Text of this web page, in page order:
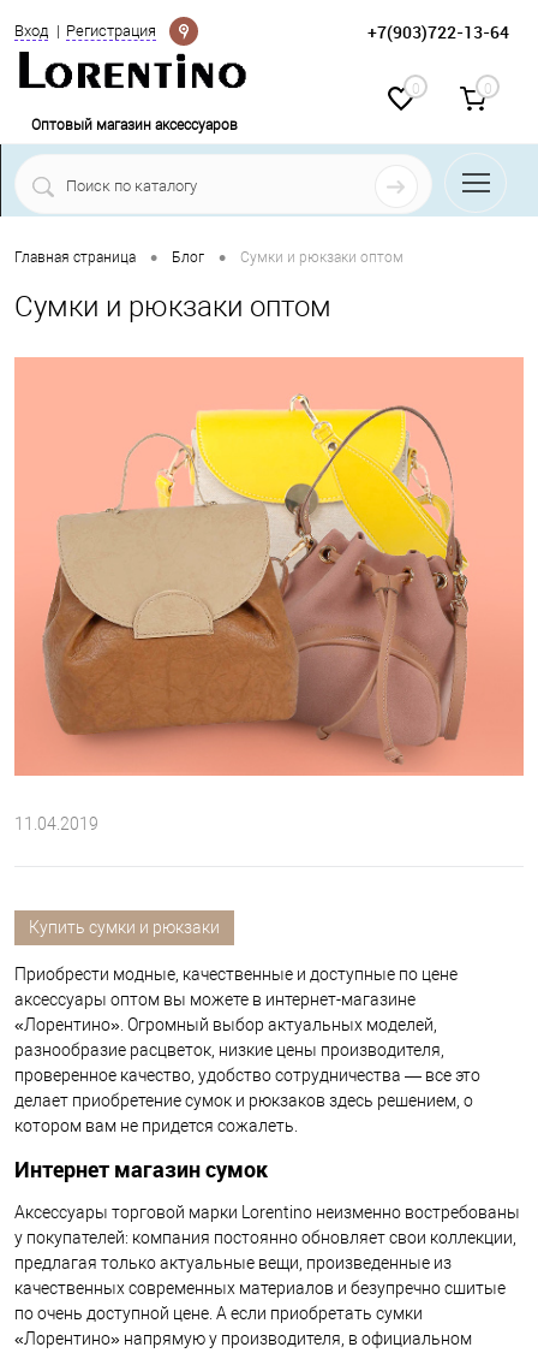
Вход Регистрация
Определение +7(903)722-13-64
0 0
Оптовый магазин аксессуаров
КАТАЛОГ ТОВАРОВ
Главная страница • Блог • Cумки и рюкзаки оптом
Cумки и рюкзаки оптом
11.04.2019
Купить сумки и рюкзаки
Приобрести модные, качественные и доступные по цене
аксессуары оптом вы можете в интернет-магазине
«Лорентино». Огромный выбор актуальных моделей,
разнообразие расцветок, низкие цены производителя,
проверенное качество, удобство сотрудничества — все это
делает приобретение сумок и рюкзаков здесь решением, о
котором вам не придется сожалеть.
Интернет магазин сумок
Аксессуары торговой марки Lorentino неизменно востребованы
у покупателей: компания постоянно обновляет свои коллекции,
предлагая только актуальные вещи, произведенные из
качественных современных материалов и безупречно сшитые
по очень доступной цене. А если приобретать сумки
«Лорентино» напрямую у производителя, в официальном